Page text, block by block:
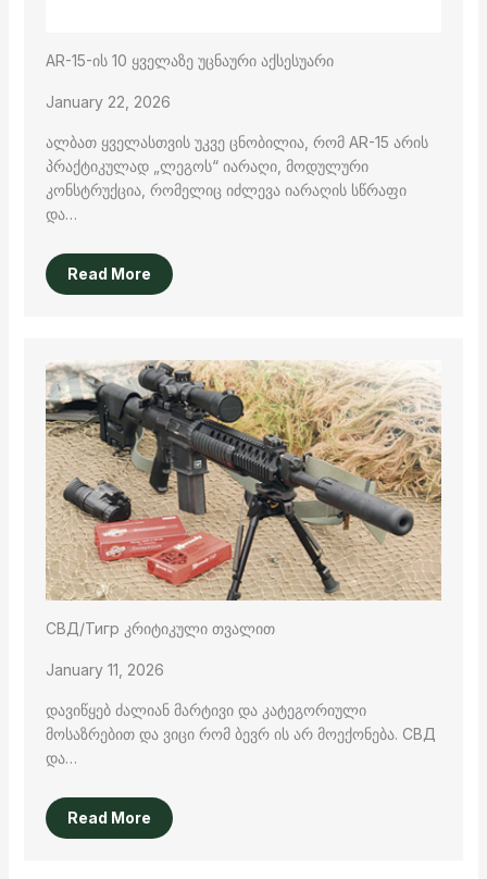
AR-15-ის 10 ყველაზე უცნაური აქსესუარი
January 22, 2026
ალბათ ყველასთვის უკვე ცნობილია, რომ AR-15 არის
პრაქტიკულად „ლეგოს“ იარაღი, მოდულური
კონსტრუქცია, რომელიც იძლევა იარაღის სწრაფი
და…
Read More
СВД/Тигр კრიტიკული თვალით
January 11, 2026
დავიწყებ ძალიან მარტივი და კატეგორიული
მოსაზრებით და ვიცი რომ ბევრ ის არ მოექონება. СВД
და…
Read More